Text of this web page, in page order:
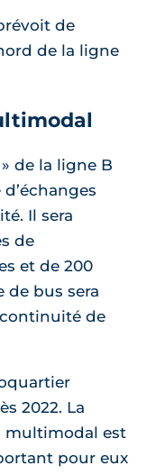
de
de la ligne
de la ligne B
Il sera
de
et de 200
de bus sera
de
2022. La
multimodal est
pour eux